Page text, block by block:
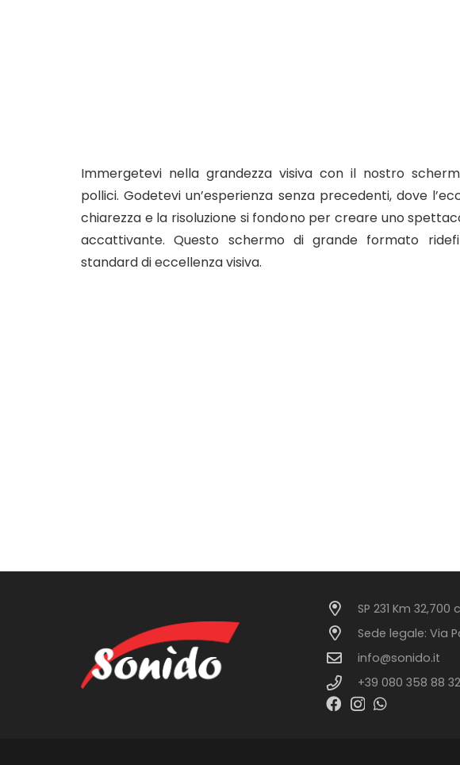
Immergetevi nella grandezza visiva con il nostro
pollici. Godetevi un’esperienza senza precedenti, dove
chiarezza e la risoluzione si fondono per creare uno
accattivante. Questo schermo di grande formato
standard di eccellenza visiva.
SP 231 Km
Sede legale: Via
info@sonido.it
+39 080 358 88 32